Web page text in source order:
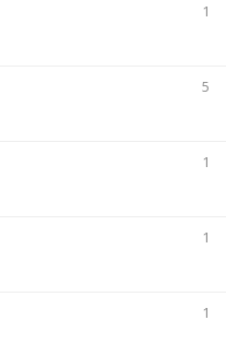
1
5
1
1
1